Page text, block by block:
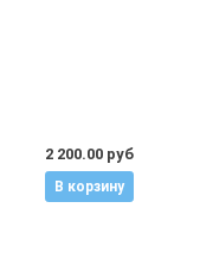
2 200.00 руб
В корзину